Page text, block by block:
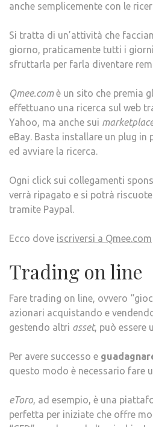
anche semplicemente con le
Si tratta di un’attività che
giorno, praticamente tutti i
sfruttarla per farla diventare
Qmee.comè un sito che premia
effettuano una ricerca sul web
Yahoo, ma anche sui
eBay. Basta installare un plug in
ed avviare la ricerca.
Ogni click sui collegamenti
verrà ripagato e si potrà
tramite Paypal.
Ecco dove iscriversi a Qmee.com
Trading on line
Fare trading on line, ovvero
azionari acquistando e
gestendo altri asset, può essere
Per avere successo e
questo modo è necessario fare
eToro, ad esempio, è una
perfetta per iniziate che offre